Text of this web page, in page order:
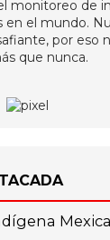
monitoreo de
en el mundo.
por eso
que nunca.